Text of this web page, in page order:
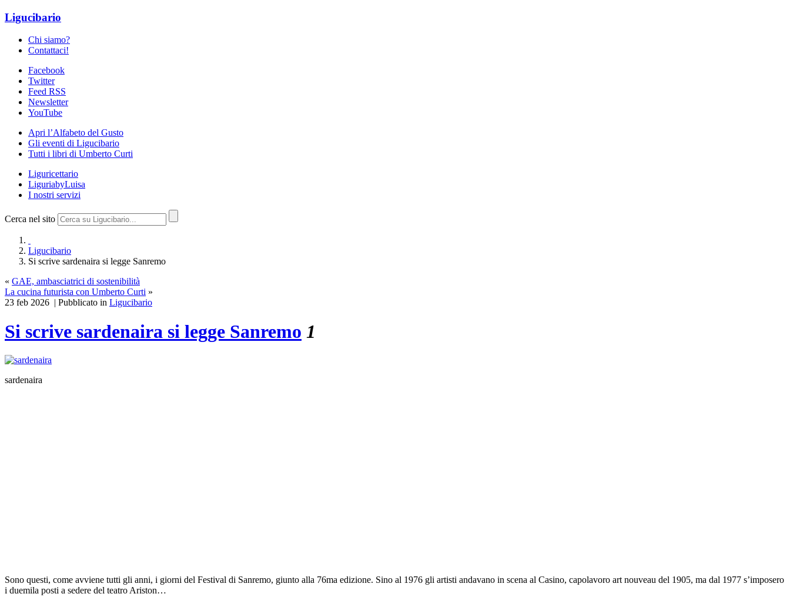
Ligucibario
Chi siamo?
Contattaci!
Facebook
Twitter
Feed RSS
Newsletter
YouTube
Apri l’Alfabeto del Gusto
Gli eventi di Ligucibario
Tutti i libri di Umberto Curti
Liguricettario
LiguriabyLuisa
I nostri servizi
Cerca nel sito
Ligucibario
Si scrive sardenaira si legge Sanremo
« GAE, ambasciatrici di sostenibilità
La cucina futurista con Umberto Curti »
23 feb 2026 | Pubblicato in Ligucibario
Si scrive sardenaira si legge Sanremo 1
sardenaira
Sono questi, come avviene tutti gli anni, i giorni del Festival di Sanremo, giunto alla 76ma edizione. Sino al 1976 gli artisti andavano in scena al Casino, capolavoro art nouveau del 1905, ma dal 1977 s’imposero
i duemila posti a sedere del teatro Ariston…